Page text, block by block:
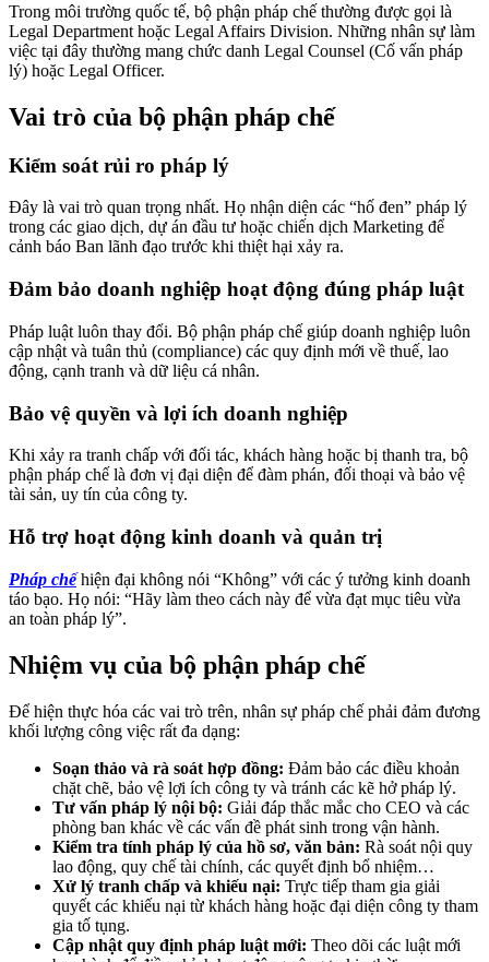
Trong môi trường quốc tế, bộ phận pháp chế thường được gọi là
Legal Department hoặc Legal Affairs Division. Những nhân sự làm
việc tại đây thường mang chức danh Legal Counsel (Cố vấn pháp
lý) hoặc Legal Officer.
Vai trò của bộ phận pháp chế
Kiểm soát rủi ro pháp lý
Đây là vai trò quan trọng nhất. Họ nhận diện các “hố đen” pháp lý
trong các giao dịch, dự án đầu tư hoặc chiến dịch Marketing để
cảnh báo Ban lãnh đạo trước khi thiệt hại xảy ra.
Đảm bảo doanh nghiệp hoạt động đúng pháp luật
Pháp luật luôn thay đổi. Bộ phận pháp chế giúp doanh nghiệp luôn
cập nhật và tuân thủ (compliance) các quy định mới về thuế, lao
động, cạnh tranh và dữ liệu cá nhân.
Bảo vệ quyền và lợi ích doanh nghiệp
Khi xảy ra tranh chấp với đối tác, khách hàng hoặc bị thanh tra, bộ
phận pháp chế là đơn vị đại diện để đàm phán, đối thoại và bảo vệ
tài sản, uy tín của công ty.
Hỗ trợ hoạt động kinh doanh và quản trị
Pháp chếhiện đại không nói “Không” với các ý tưởng kinh doanh
táo bạo. Họ nói: “Hãy làm theo cách này để vừa đạt mục tiêu vừa
an toàn pháp lý”.
Nhiệm vụ của bộ phận pháp chế
Để hiện thực hóa các vai trò trên, nhân sự pháp chế phải đảm đương
khối lượng công việc rất đa dạng:
Soạn thảo và rà soát hợp đồng: Đảm bảo các điều khoản
chặt chẽ, bảo vệ lợi ích công ty và tránh các kẽ hở pháp lý.
Tư vấn pháp lý nội bộ: Giải đáp thắc mắc cho CEO và các
phòng ban khác về các vấn đề phát sinh trong vận hành.
Kiểm tra tính pháp lý của hồ sơ, văn bản: Rà soát nội quy
lao động, quy chế tài chính, các quyết định bổ nhiệm…
Xử lý tranh chấp và khiếu nại: Trực tiếp tham gia giải
quyết các khiếu nại từ khách hàng hoặc đại diện công ty tham
gia tố tụng.
Cập nhật quy định pháp luật mới: Theo dõi các luật mới